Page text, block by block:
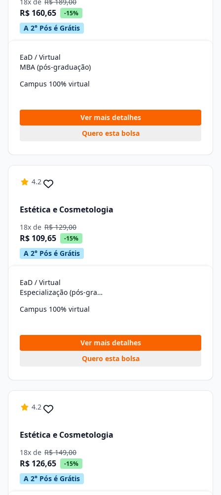
R$ 160,65 -15%
A 2° Pós é Grátis
EaD / Virtual
MBA (pós-graduação)
Campus 100% virtual
Ver mais detalhes
Quero esta bolsa
4.2
Estética e Cosmetologia
18x de R$ 129,00
R$ 109,65 -15%
A 2° Pós é Grátis
EaD / Virtual
Especialização (pós-graduação)
Campus 100% virtual
Ver mais detalhes
Quero esta bolsa
4.2
Estética e Cosmetologia
18x de R$ 149,00
R$ 126,65 -15%
A 2° Pós é Grátis